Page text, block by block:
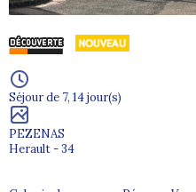
Séjour de 7, 14 jour(s)
PEZENAS
Herault - 34